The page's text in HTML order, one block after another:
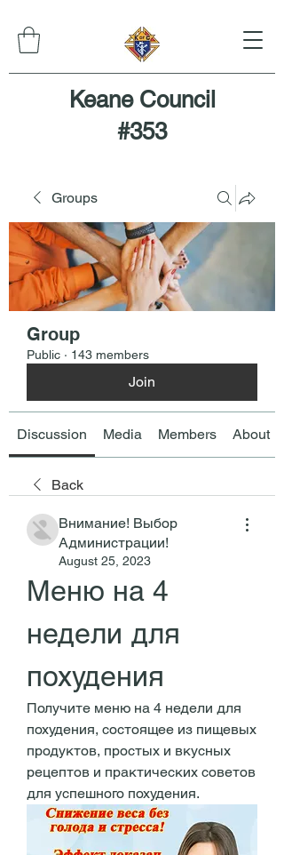
Keane Council
#353
Groups
Group
Public · 143 members
Join
Discussion Media Members About
Back
Внимание! Выбор
Администрации!
August 25, 2023
Меню на 4
недели для
похудения
Получите меню на 4 недели для
похудения, состоящее из пищевых
продуктов, простых и вкусных
рецептов и практических советов
для успешного похудения.